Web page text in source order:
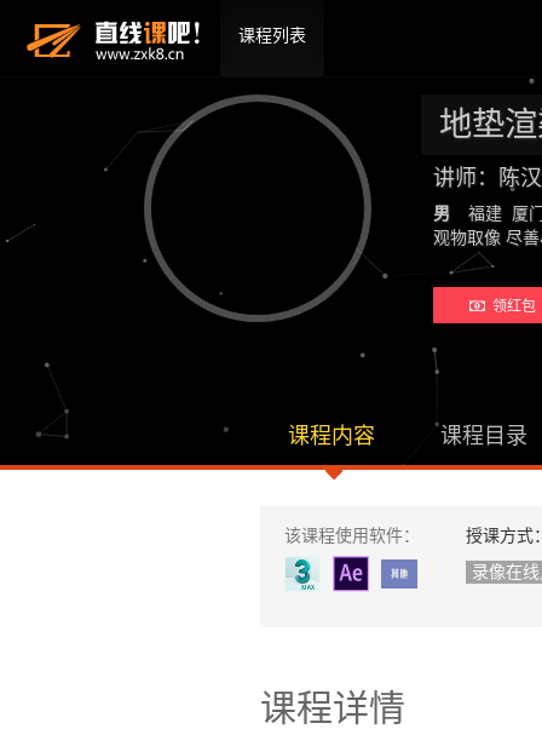
课程列表
地垫
讲师：陈
男
福建 厦
观物取像 尽
领红包
课程内容 课程目录
该课程使用软件：
授课方式
录像在
课程详情